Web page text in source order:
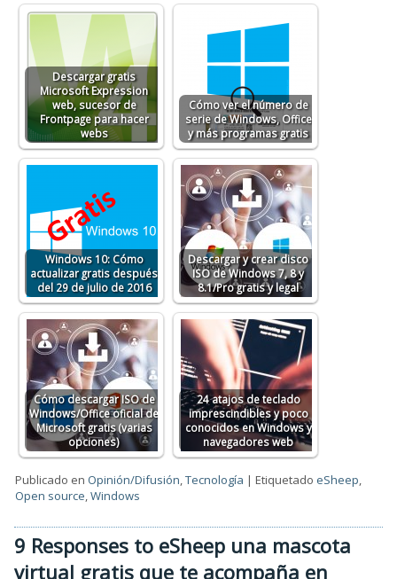
Descargar gratis
Microsoft Expression
web, sucesor de
Frontpage para hacer
webs
Cómo ver el número de
serie de Windows, Office
y más programas gratis
Windows 10: Cómo
actualizar gratis después
del 29 de julio de 2016
Descargar y crear disco
ISO de Windows 7, 8 y
8.1/Pro gratis y legal
Cómo descargar ISO de
Windows/Office oficial de
Microsoft gratis (varias
opciones)
24 atajos de teclado
imprescindibles y poco
conocidos en Windows y
navegadores web
Publicado en Opinión/Difusión ,Tecnología |Etiquetado eSheep
Open source ,Windows
9 Responses to eSheep una mascota
virtual gratis que te acompaña en